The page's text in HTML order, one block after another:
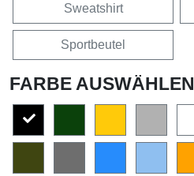
Sweatshirt
Sportbeutel
FARBE AUSWÄHLEN